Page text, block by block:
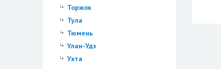
Торжок
Тула
Тюмень
Улан-Удэ
Ухта